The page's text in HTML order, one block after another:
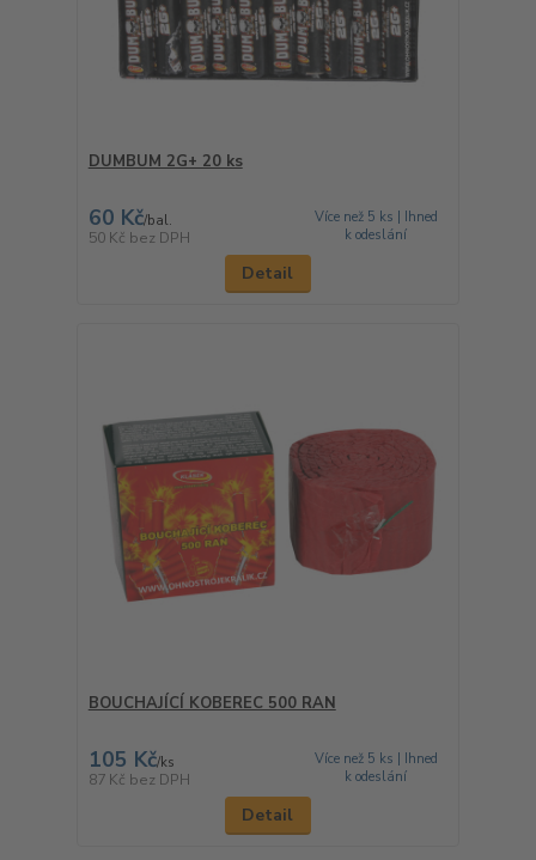
DUMBUM 2G+ 20 ks
60 Kč/bal.
50 Kč bez DPH
Více než 5 ks | Ihned
k odeslání
Detail
BOUCHAJÍCÍ KOBEREC 500 RAN
105 Kč/ks
87 Kč bez DPH
Více než 5 ks | Ihned
k odeslání
Detail